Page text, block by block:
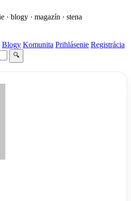
· blogy · magazín · stena
Blogy Komunita Prihlásenie Registrácia
🔍